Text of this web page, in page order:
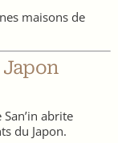
maisons de
Japon
abrite
du Japon.